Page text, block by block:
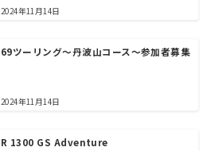
2024年11月14日
69ツーリング～丹波山コース～参加者募集
2024年11月14日
R 1300 GS Adventure